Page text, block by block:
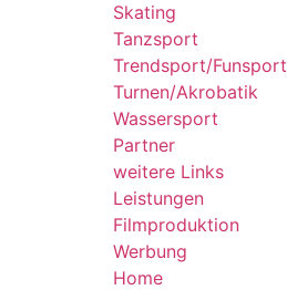
Skating
Tanzsport
Trendsport/Funsport
Turnen/Akrobatik
Wassersport
Partner
weitere Links
Leistungen
Filmproduktion
Werbung
Home